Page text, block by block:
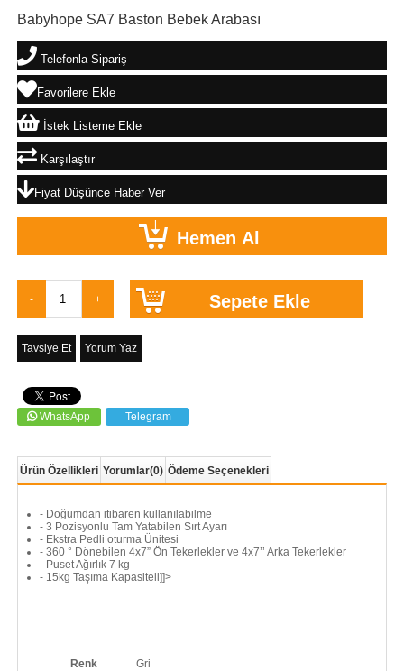
Babyhope SA7 Baston Bebek Arabası
Telefonla Sipariş
Favorilere Ekle
İstek Listeme Ekle
Karşılaştır
Fiyat Düşünce Haber Ver
Tavsiye Et Yorum Yaz
WhatsApp Telegram
Ürün Özellikleri Yorumlar(0) Ödeme Seçenekleri
- Doğumdan itibaren kullanılabilme
- 3 Pozisyonlu Tam Yatabilen Sırt Ayarı
- Ekstra Pedli oturma Ünitesi
- 360 ° Dönebilen 4x7” Ön Tekerlekler ve 4x7’’ Arka Tekerlekler
- Puset Ağırlık 7 kg
- 15kg Taşıma Kapasiteli]]>
Renk
Gri